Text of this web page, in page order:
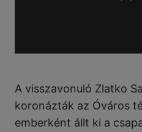
A visszavonuló Zlatko
koronázták az Óváros
emberként állt ki a